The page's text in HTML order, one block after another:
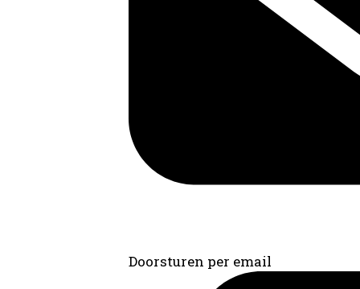
Doorsturen per email